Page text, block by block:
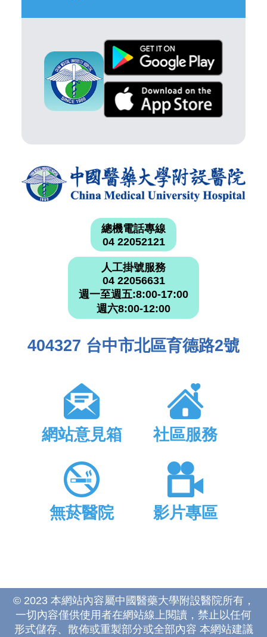
總機電話專線
04 22052121
人工掛號服務
04 22056631
週一至週五:8:00-17:00
週六8:00-12:00
404327 台中市北區育德路2號
網站意見箱 社區服務
無菸醫院 影片專區
© 2023 本網站內容屬中國醫藥大學附設醫院所有，
一切內容僅供使用者在網站線上閱讀，禁止以任何
形式儲存、散佈或重製部分或全部內容 本網站建議